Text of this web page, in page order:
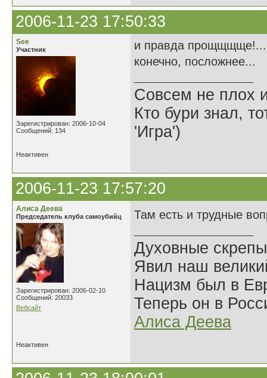
2006-11-23 17:50:33
See
Участник
Зарегистрирован: 2006-10-04
Сообщений: 134
и правда прощщщще!...
конечно, посложнее...
Совсем не плох
Кто бури знал,
'Игра')
Неактивен
2006-11-23 17:57:20
Алиса Деева
Председатель клуба самоубийц
Зарегистрирован: 2006-02-10
Сообщений: 20033
Вебсайт
Там есть и трудные
Духовные
Явил наш
Нацизм был в
Теперь он в
Алиса Деева
Неактивен